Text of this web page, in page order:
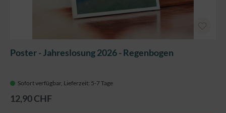
Poster - Jahreslosung 2026 - Regenbogen
Sofort verfügbar, Lieferzeit: 5-7 Tage
12,90 CHF